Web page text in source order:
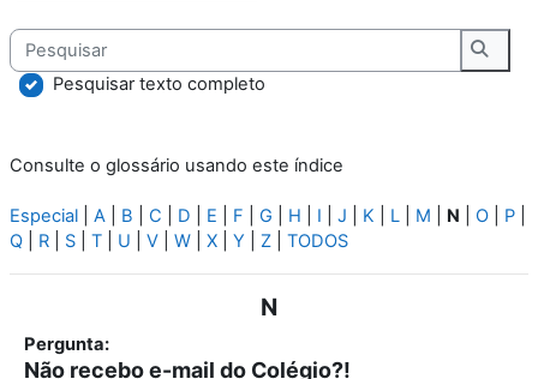
Pesquisar
Pesquisar texto completo
Consulte o glossário usando este índice
Especial A B C D E F G H I J K L M N O P
Q
R S T U V W X Y Z TODOS
N
Pergunta:
Não recebo e-mail do Colégio?!